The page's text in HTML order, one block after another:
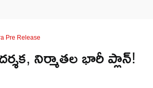
Pre Release
నిర్మాతల భారీ ప్లాన్‌!